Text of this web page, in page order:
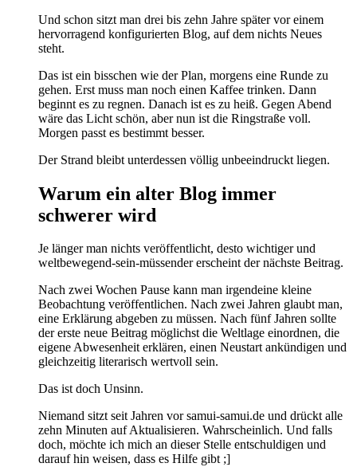
Und schon sitzt man drei bis zehn Jahre später vor einem
hervorragend konfigurierten Blog, auf dem nichts Neues
steht.
Das ist ein bisschen wie der Plan, morgens eine Runde zu
gehen. Erst muss man noch einen Kaffee trinken. Dann
beginnt es zu regnen. Danach ist es zu heiß. Gegen Abend
wäre das Licht schön, aber nun ist die Ringstraße voll.
Morgen passt es bestimmt besser.
Der Strand bleibt unterdessen völlig unbeeindruckt liegen.
Warum ein alter Blog immer
schwerer wird
Je länger man nichts veröffentlicht, desto wichtiger und
weltbewegend-sein-müssender erscheint der nächste Beitrag.
Nach zwei Wochen Pause kann man irgendeine kleine
Beobachtung veröffentlichen. Nach zwei Jahren glaubt man,
eine Erklärung abgeben zu müssen. Nach fünf Jahren sollte
der erste neue Beitrag möglichst die Weltlage einordnen, die
eigene Abwesenheit erklären, einen Neustart ankündigen und
gleichzeitig literarisch wertvoll sein.
Das ist doch Unsinn.
Niemand sitzt seit Jahren vor samui-samui.de und drückt alle
zehn Minuten auf Aktualisieren. Wahrscheinlich. Und falls
doch, möchte ich mich an dieser Stelle entschuldigen und
darauf hin weisen, dass es Hilfe gibt ;]